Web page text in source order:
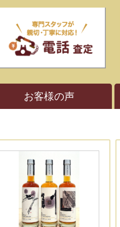
お客様の声